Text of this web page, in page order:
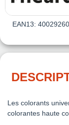
EAN13:
Les colorants
colorantes haute